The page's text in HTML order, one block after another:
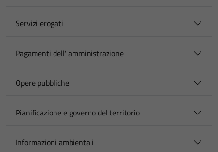
Servizi erogati
Pagamenti dell' amministrazione
Opere pubbliche
Pianificazione e governo del territorio
Informazioni ambientali